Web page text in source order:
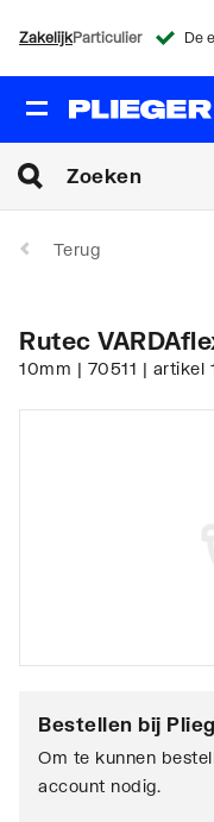
ZakelijkParticulier
Terug
Rutec
10mm | 70511 | artikel
Bestellen bij
Om te kunnen
account nodig.